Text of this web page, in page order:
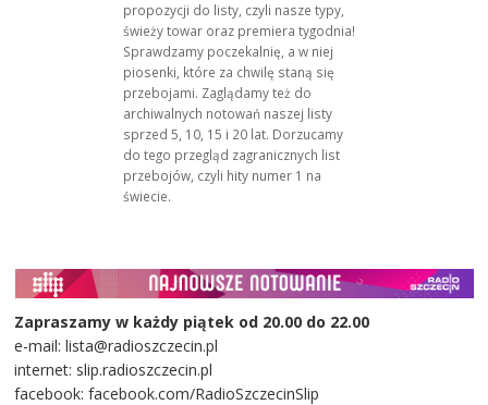
propozycji do listy, czyli nasze typy,
świeży towar oraz premiera tygodnia!
Sprawdzamy poczekalnię, a w niej
piosenki, które za chwilę staną się
przebojami. Zaglądamy też do
archiwalnych notowań naszej listy
sprzed 5, 10, 15 i 20 lat. Dorzucamy
do tego przegląd zagranicznych list
przebojów, czyli hity numer 1 na
świecie.
Zapraszamy w każdy piątek od 20.00 do 22.00
e-mail: lista@radioszczecin.pl
internet: slip.radioszczecin.pl
facebook: facebook.com/RadioSzczecinSlip